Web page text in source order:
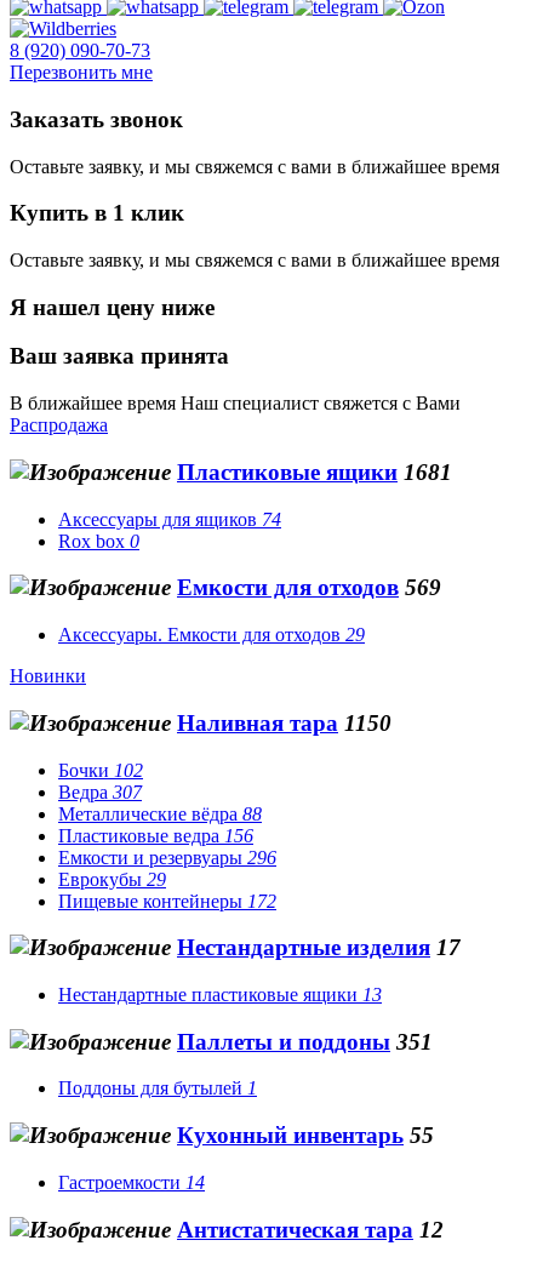
8 (920) 090-70-73
Перезвонить мне
Заказать звонок
Оставьте заявку, и мы свяжемся с вами в ближайшее время
Купить в 1 клик
Оставьте заявку, и мы свяжемся с вами в ближайшее время
Я нашел цену ниже
Ваш заявка принята
В ближайшее время Наш специалист свяжется с Вами
Распродажа
Пластиковые ящики 1681
Аксессуары для ящиков 74
Rox box 0
Емкости для отходов 569
Аксессуары. Емкости для отходов 29
Новинки
Наливная тара 1150
Бочки 102
Ведра 307
Металлические вёдра 88
Пластиковые ведра 156
Емкости и резервуары 296
Еврокубы 29
Пищевые контейнеры 172
Нестандартные изделия 17
Нестандартные пластиковые ящики 13
Паллеты и поддоны 351
Поддоны для бутылей 1
Кухонный инвентарь 55
Гастроемкости 14
Антистатическая тара 12